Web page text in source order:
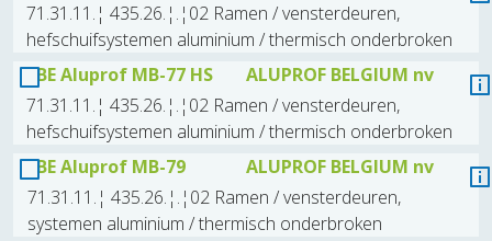
71.31.11.¦ 435.26.¦.¦02 Ramen / vensterdeuren,
hefschuifsystemen aluminium / thermisch onderbroken
BE Aluprof MB-77 HS
ALUPROF BELGIUM nv
71.31.11.¦ 435.26.¦.¦02 Ramen / vensterdeuren,
hefschuifsystemen aluminium / thermisch onderbroken
BE Aluprof MB-79
ALUPROF BELGIUM nv
71.31.11.¦ 435.26.¦.¦02 Ramen / vensterdeuren,
systemen aluminium / thermisch onderbroken